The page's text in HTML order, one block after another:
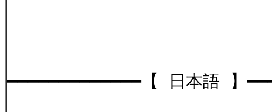
━━━━━━━━━━━━━【 日本語 】